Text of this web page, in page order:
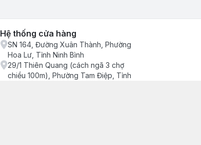
Hệ thống cửa hàng
SN 164, Đường Xuân Thành, Phường
Hoa Lư, Tỉnh Ninh Bình
29/1 Thiên Quang (cách ngã 3 chợ
chiều 100m), Phường Tam Điệp, Tỉnh